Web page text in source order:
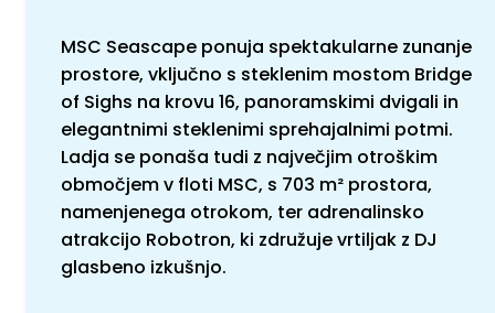
MSC Seascape ponuja spektakularne zunanje
prostore, vključno s steklenim mostom Bridge
of Sighs na krovu 16, panoramskimi dvigali in
elegantnimi steklenimi sprehajalnimi potmi.
Ladja se ponaša tudi z največjim otroškim
območjem v floti MSC, s 703 m² prostora,
namenjenega otrokom, ter adrenalinsko
atrakcijo Robotron, ki združuje vrtiljak z DJ
glasbeno izkušnjo.